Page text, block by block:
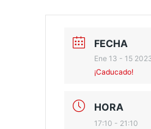
FECHA
Ene 13 - 15
¡Caducado!
HORA
17:10 - 21:10